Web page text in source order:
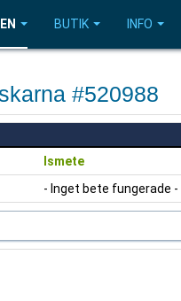
BUTIK INFO
#520988
Ismete
- Inget bete fungerade -